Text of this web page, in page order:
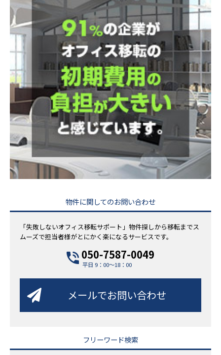
物件に関してのお問い合わせ
「失敗しないオフィス移転サポート」物件探しから移転までス
ムーズで担当者様がとにかく楽になるサービスです。
050-7587-0049
平日 9：00～18：00
メールでお問い合わせ
フリーワード検索